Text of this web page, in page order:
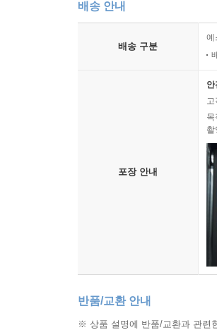
배송 안내
배송 구분
예
포장 안내
안
고
목
촬
반품/교환 안내
※ 상품 설명에 반품/교환과 관련